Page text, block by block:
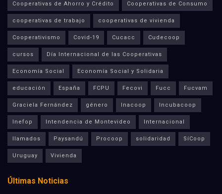
Cooperativas de Ahorro y Crédito Cooperativas de Consumo
cooperativas de trabajo cooperativas de vivienda
Cooperativismo Covid-19 Cucacc Cudecoop
cursos Día Internacional de las Cooperativas
Economía Social Economía Social y Solidaria
educación España FCPU Fecovi Fucc Fucvam
Graciela Fernández género Inacoop Incubacoop
Inefop Intendencia de Montevideo Internacional
llamados Paysandú Procoop solidaridad SíCoop
Uruguay Vivienda
Últimas Noticias